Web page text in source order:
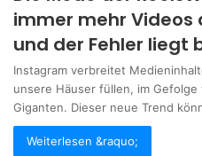
immer mehr
und der Fehler liegt
Instagram verbreitet
unsere Häuser füllen, im Gefolge
Giganten. Dieser neue Trend
Weiterlesen &raquo;